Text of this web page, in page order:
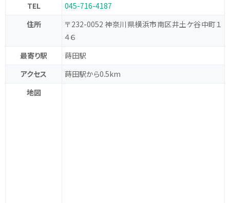
TEL
045-716-4187
住所
〒232-0052 神奈川県横浜市南区井土ケ谷中町１
４６
最寄り駅
蒔田駅
アクセス
蒔田駅から0.5km
地図